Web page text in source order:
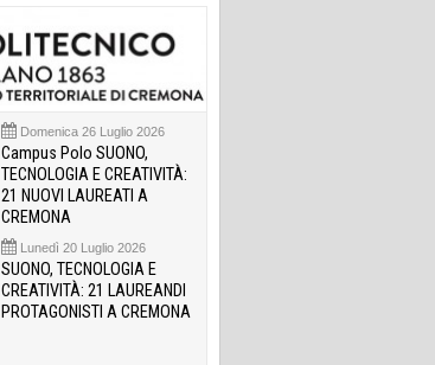
Domenica 26 Luglio 2026
Campus Polo SUONO,
TECNOLOGIA E CREATIVITÀ:
21 NUOVI LAUREATI A
CREMONA
Lunedì 20 Luglio 2026
SUONO, TECNOLOGIA E
CREATIVITÀ: 21 LAUREANDI
PROTAGONISTI A CREMONA